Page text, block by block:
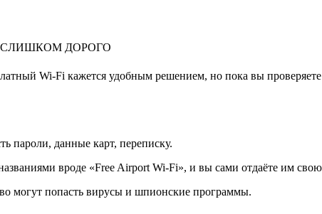
СЛИШКОМ ДОРОГО
Wi-Fi кажется удобным решением, но пока вы
пароли, данные карт, переписку.
вроде «Free Airport Wi-Fi», и вы сами отдаёте им
могут попасть вирусы и шпионские программы.